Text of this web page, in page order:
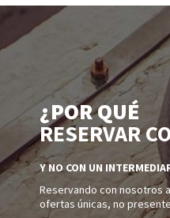
¿POR QUÉ
RESERVAR
Y NO CON UN
Reservando con nosotros
ofertas únicas, no